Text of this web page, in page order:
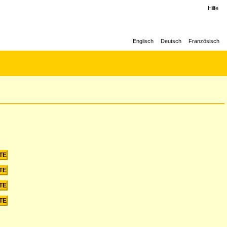
Hilfe
Englisch Deutsch Französisch